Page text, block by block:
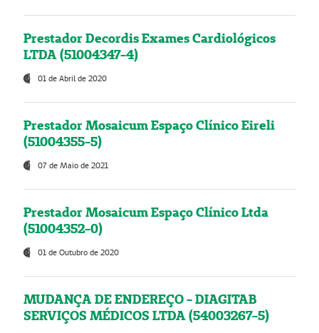
Prestador Decordis Exames Cardiológicos
LTDA (51004347-4)
01 de Abril de 2020
Prestador Mosaicum Espaço Clínico Eireli
(51004355-5)
07 de Maio de 2021
Prestador Mosaicum Espaço Clínico Ltda
(51004352-0)
01 de Outubro de 2020
MUDANÇA DE ENDEREÇO - DIAGITAB
SERVIÇOS MÉDICOS LTDA (54003267-5)